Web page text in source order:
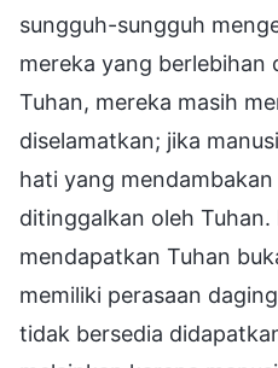
sungguh-sungguh
mereka yang berlebihan
Tuhan, mereka masih
diselamatkan; jika
hati yang
ditinggalkan oleh
mendapatkan Tuhan
memiliki perasaan
tidak bersedia